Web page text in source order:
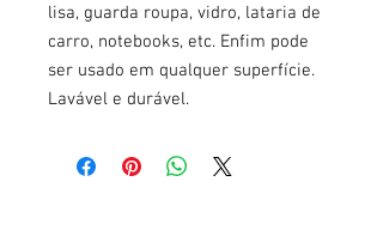
lisa, guarda roupa, vidro, lataria de
carro, notebooks, etc. Enfim pode
ser usado em qualquer superfície.
Lavável e durável.